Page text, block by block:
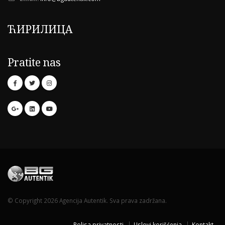
ЋИРИЛИЦА
Pratite nas
© Copyright 2026 Agencija Autentik. Sva prava zadržana.